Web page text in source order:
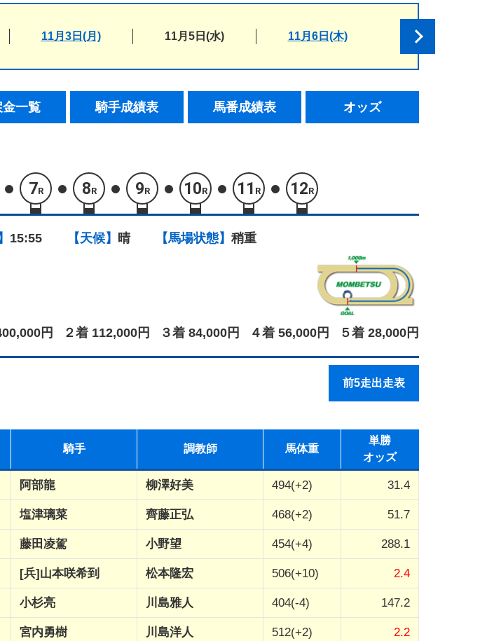
11月3日(月) 11月5日(水) 11月6日(木)
金一覧 騎手成績表 馬番成績表 オッズ
7R 8R 9R 10R 11 R 12R
15:55 【天候】 晴 【馬場状態】 稍重
円 ２着 112,000円 ３着 84,000円 ４着 56,000円 ５着 28,000円
前5走出走表
騎手 調教師 馬体重
単勝
オッズ
阿部龍 柳澤好美 494(+2) 31.4
塩津璃菜 齊藤正弘 468(+2) 51.7
藤田凌駕 小野望 454(+4) 288.1
[兵]山本咲希到 松本隆宏 506(+10) 2.4
小杉亮 川島雅人 404(-4) 147.2
宮内勇樹 川島洋人 512(+2) 2.2